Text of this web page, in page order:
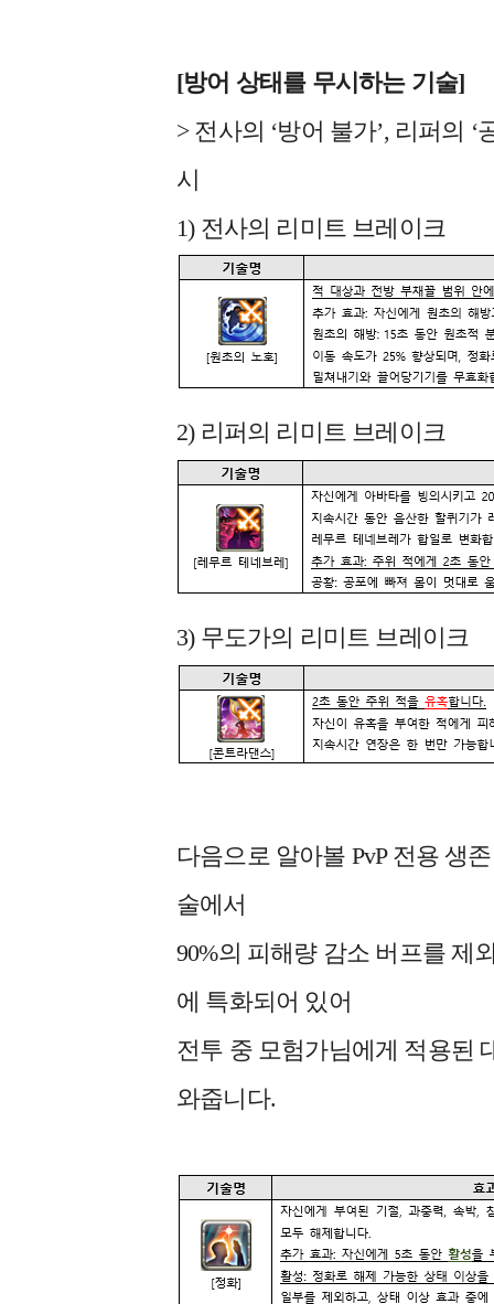
[방어 상태를 무시하는 기술]
> 전사의 ‘방어 불가’, 리퍼의
시
1) 전사의 리미트 브레이크
2) 리퍼의 리미트 브레이크
3) 무도가의 리미트 브레이크
다음으로 알아볼 PvP 전용 생
술에서
90%의 피해량 감소 버프를 제
에 특화되어 있어
전투 중 모험가님에게 적용된
와줍니다.